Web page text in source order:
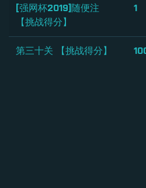
[强网杯2019]随便注
【挑战得分】
1
第三十关 【挑战得分】